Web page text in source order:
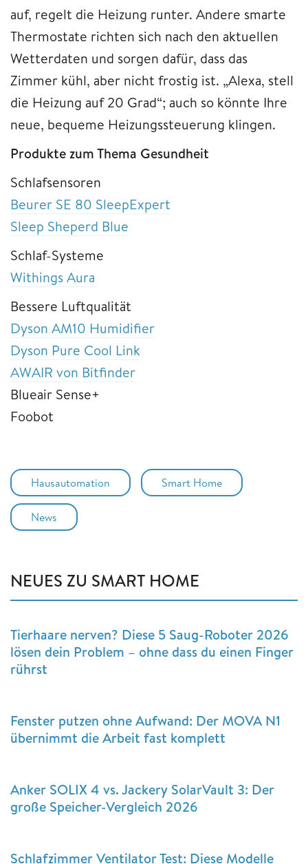
auf, regelt die Heizung runter. Andere smarte
Thermostate richten sich nach den aktuellen
Wetterdaten und sorgen dafür, dass das
Zimmer kühl, aber nicht frostig ist. „Alexa, stell
die Heizung auf 20 Grad“; auch so könnte Ihre
neue, bequeme Heizungssteuerung klingen.
Produkte zum Thema Gesundheit
Schlafsensoren
Beurer SE 80 SleepExpert
Sleep Sheperd Blue
Schlaf-Systeme
Withings Aura
Bessere Luftqualität
Dyson AM10 Humidifier
Dyson Pure Cool Link
AWAIR von Bitfinder
Blueair Sense+
Foobot
Hausautomation Smart Home
News
NEUES ZU SMART HOME
Tierhaare nerven? Diese 5 Saug-Roboter 2026
lösen dein Problem – ohne dass du einen Finger
rührst
Fenster putzen ohne Aufwand: Der MOVA N1
übernimmt die Arbeit fast komplett
Anker SOLIX 4 vs. Jackery SolarVault 3: Der
große Speicher-Vergleich 2026
Schlafzimmer Ventilator Test: Diese Modelle